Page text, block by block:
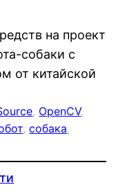
на проект
собаки с
от китайской
, OpenCV
, собака